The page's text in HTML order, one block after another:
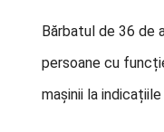
Bărbatul de 36 de
persoane cu
mașinii la